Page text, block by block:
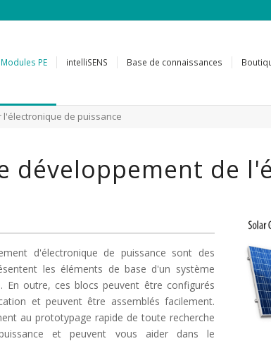
Modules PE intelliSENS Base de connaissances
de puissance
développement de
d'électronique de puissance sont des
les éléments de base d'un système
En outre, ces blocs peuvent être configurés
et peuvent être assemblés facilement.
au prototypage rapide de toute recherche
et peuvent vous aider dans le